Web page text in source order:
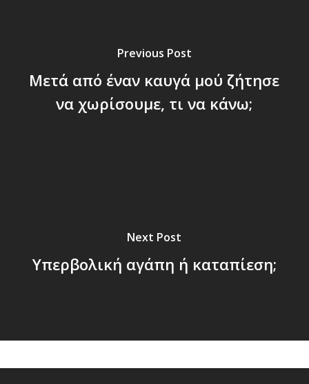
Previous Post
Μετά από έναν καυγά μού ζήτησε
να χωρίσουμε, τι να κάνω;
Next Post
Υπερβολική αγάπη ή καταπίεση;